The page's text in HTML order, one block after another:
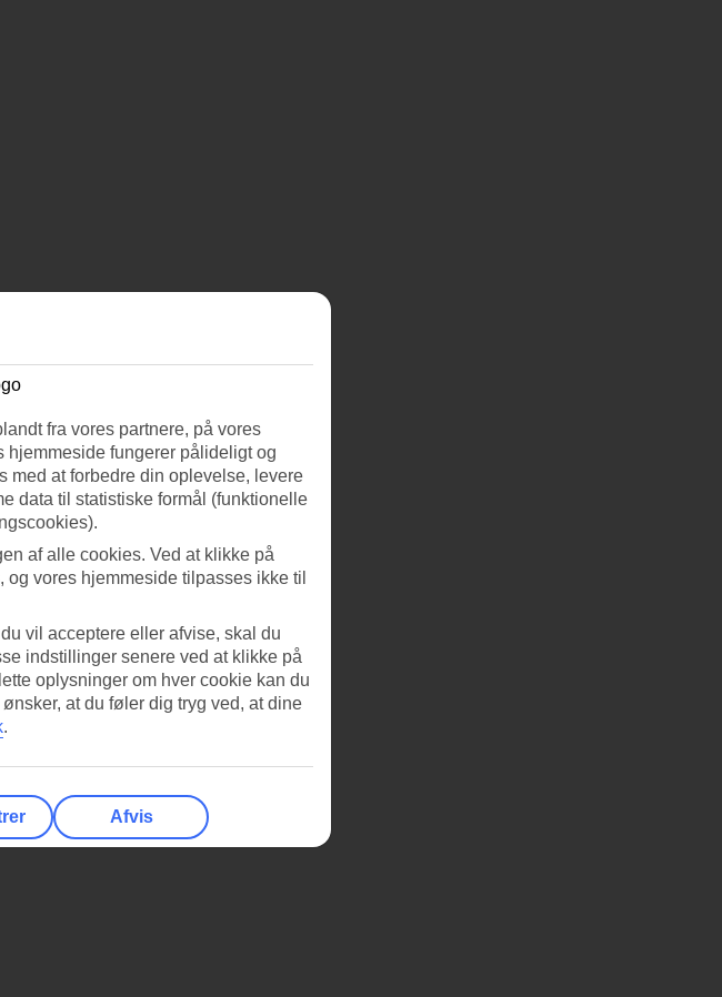
fra vores partnere, på vores
hjemmeside fungerer pålideligt og
at forbedre din oplevelse, levere
data til statistiske formål (funktionelle
af alle cookies. Ved at klikke på
vores hjemmeside tilpasses ikke til
vil acceptere eller afvise, skal du
indstillinger senere ved at klikke på
oplysninger om hver cookie kan du
at du føler dig tryg ved, at dine
.
Afvis